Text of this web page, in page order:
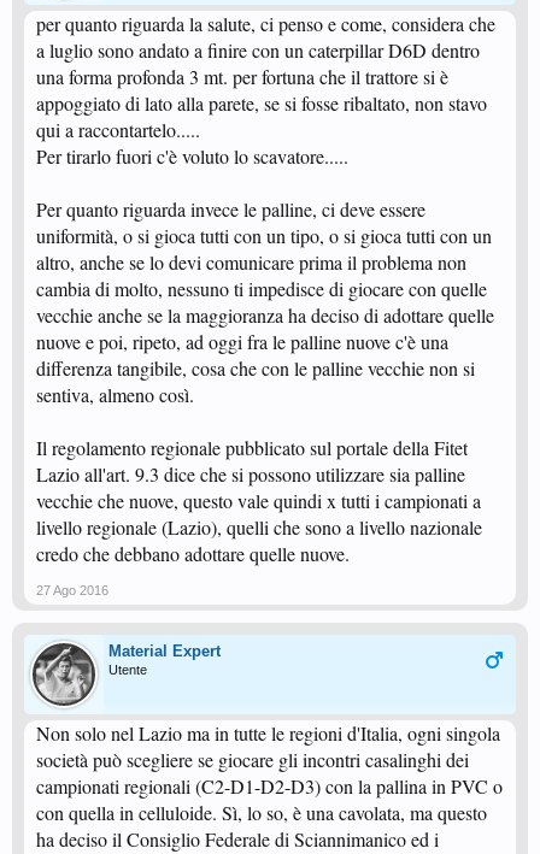
per quanto riguarda la salute, ci penso e come, considera che
a luglio sono andato a finire con un caterpillar D6D dentro
una forma profonda 3 mt. per fortuna che il trattore si è
appoggiato di lato alla parete, se si fosse ribaltato, non stavo
qui a raccontartelo.....
Per tirarlo fuori c'è voluto lo scavatore.....
Per quanto riguarda invece le palline, ci deve essere
uniformità, o si gioca tutti con un tipo, o si gioca tutti con un
altro, anche se lo devi comunicare prima il problema non
cambia di molto, nessuno ti impedisce di giocare con quelle
vecchie anche se la maggioranza ha deciso di adottare quelle
nuove e poi, ripeto, ad oggi fra le palline nuove c'è una
differenza tangibile, cosa che con le palline vecchie non si
sentiva, almeno così.
Il regolamento regionale pubblicato sul portale della Fitet
Lazio all'art. 9.3 dice che si possono utilizzare sia palline
vecchie che nuove, questo vale quindi x tutti i campionati a
livello regionale (Lazio), quelli che sono a livello nazionale
credo che debbano adottare quelle nuove.
27 Ago 2016
Material Expert
Utente
Non solo nel Lazio ma in tutte le regioni d'Italia, ogni singola
società può scegliere se giocare gli incontri casalinghi dei
campionati regionali (C2-D1-D2-D3) con la pallina in PVC o
con quella in celluloide. Sì, lo so, è una cavolata, ma questo
ha deciso il Consiglio Federale di Sciannimanico ed i